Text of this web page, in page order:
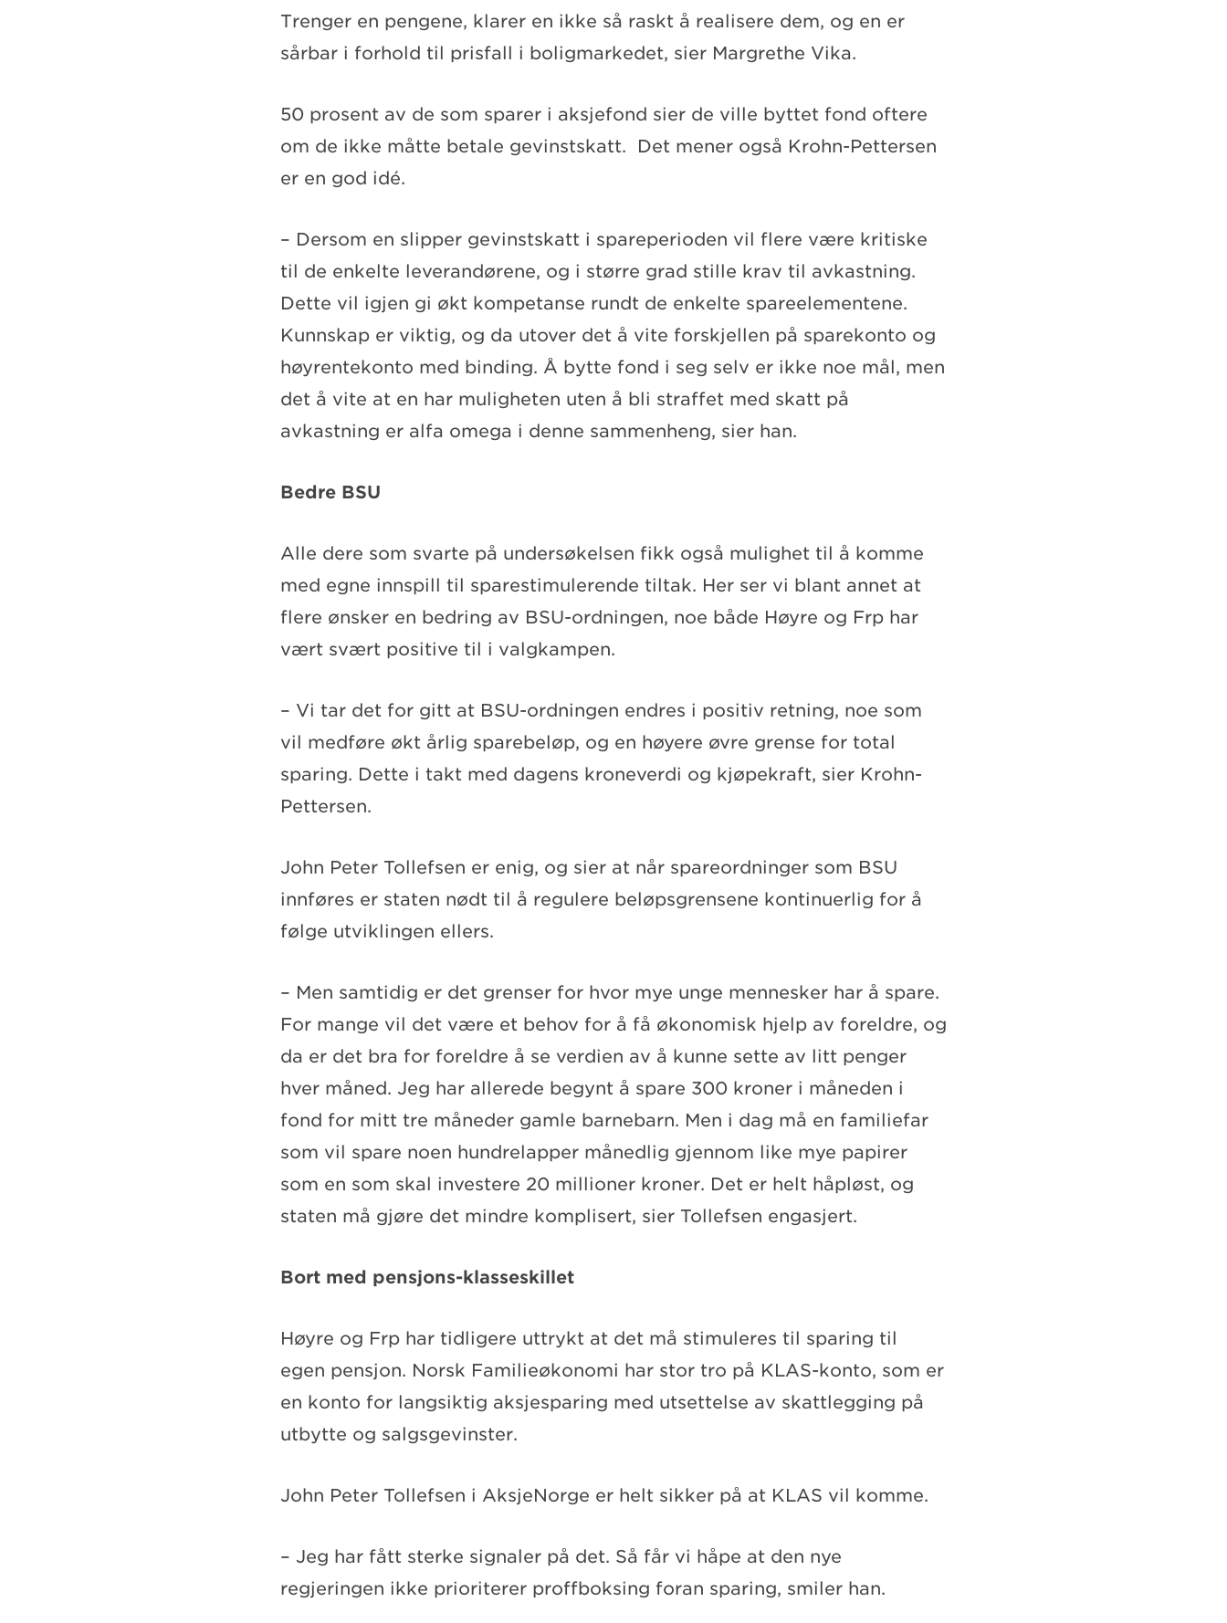
Trenger en pengene, klarer en ikke så raskt å realisere dem, og en er
sårbar i forhold til prisfall i boligmarkedet, sier Margrethe Vika.
50 prosent av de som sparer i aksjefond sier de ville byttet fond oftere
om de ikke måtte betale gevinstskatt. Det mener også Krohn-Pettersen
er en god idé.
– Dersom en slipper gevinstskatt i spareperioden vil flere være kritiske
til de enkelte leverandørene, og i større grad stille krav til avkastning.
Dette vil igjen gi økt kompetanse rundt de enkelte spareelementene.
Kunnskap er viktig, og da utover det å vite forskjellen på sparekonto og
høyrentekonto med binding. Å bytte fond i seg selv er ikke noe mål, men
det å vite at en har muligheten uten å bli straffet med skatt på
avkastning er alfa omega i denne sammenheng, sier han.
Bedre BSU
Alle dere som svarte på undersøkelsen fikk også mulighet til å komme
med egne innspill til sparestimulerende tiltak. Her ser vi blant annet at
flere ønsker en bedring av BSU-ordningen, noe både Høyre og Frp har
vært svært positive til i valgkampen.
– Vi tar det for gitt at BSU-ordningen endres i positiv retning, noe som
vil medføre økt årlig sparebeløp, og en høyere øvre grense for total
sparing. Dette i takt med dagens kroneverdi og kjøpekraft, sier Krohn-
Pettersen.
John Peter Tollefsen er enig, og sier at når spareordninger som BSU
innføres er staten nødt til å regulere beløpsgrensene kontinuerlig for å
følge utviklingen ellers.
– Men samtidig er det grenser for hvor mye unge mennesker har å spare.
For mange vil det være et behov for å få økonomisk hjelp av foreldre, og
da er det bra for foreldre å se verdien av å kunne sette av litt penger
hver måned. Jeg har allerede begynt å spare 300 kroner i måneden i
fond for mitt tre måneder gamle barnebarn. Men i dag må en familiefar
som vil spare noen hundrelapper månedlig gjennom like mye papirer
som en som skal investere 20 millioner kroner. Det er helt håpløst, og
staten må gjøre det mindre komplisert, sier Tollefsen engasjert.
Bort med pensjons-klasseskillet
Høyre og Frp har tidligere uttrykt at det må stimuleres til sparing til
egen pensjon. Norsk Familieøkonomi har stor tro på KLAS-konto, som er
en konto for langsiktig aksjesparing med utsettelse av skattlegging på
utbytte og salgsgevinster.
John Peter Tollefsen i AksjeNorge er helt sikker på at KLAS vil komme.
– Jeg har fått sterke signaler på det. Så får vi håpe at den nye
regjeringen ikke prioriterer proffboksing foran sparing, smiler han.